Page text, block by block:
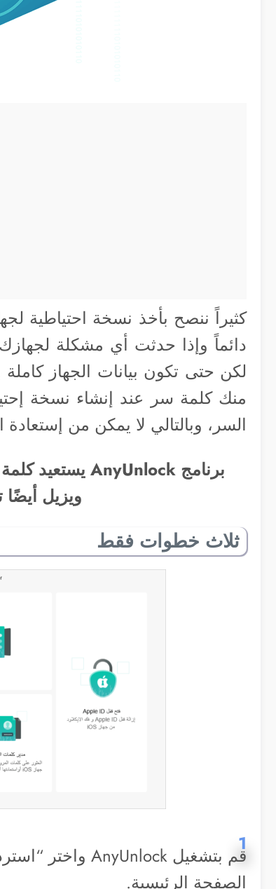
دائماً وإذا حدثت أي مشكلة
لكن حتى تكون بيانات الجهاز
منك كلمة سر عند إنشاء نسخة
السر، وبالتالي لا يمكن من
ويزيل
ثلاث خطوات فقط
1
الصفحة الرئيسية.